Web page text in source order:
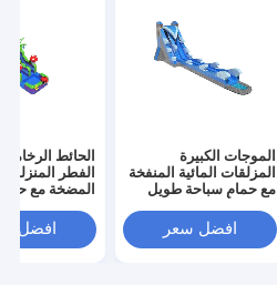
الموجات الكبيرة
المزلقات المائية المنفخة
مع حمام سباحة طويل
افضل سعر
الحائط
الفطر
المضخة مع
افضل